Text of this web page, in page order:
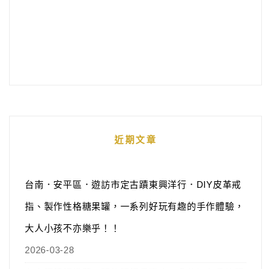
近期文章
台南．安平區．遊訪市定古蹟東興洋行．DIY皮革戒
指、製作性格糖果罐，一系列好玩有趣的手作體驗，
大人小孩不亦樂乎！！
2026-03-28